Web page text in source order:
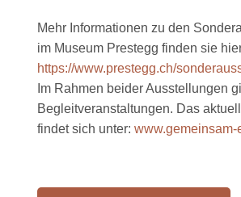
Mehr Informationen zu den
im Museum Prestegg finden sie
https://www.prestegg.ch/
Im Rahmen beider Ausstellungen
Begleitveranstaltungen. Das
findet sich unter: www.gemeinsam-